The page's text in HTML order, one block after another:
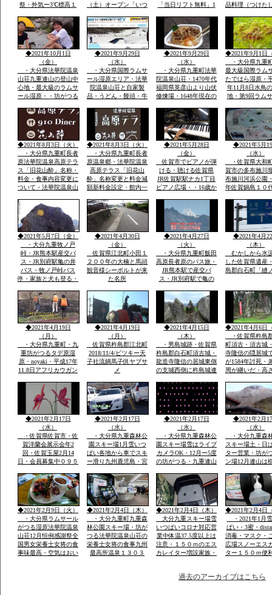
祭・外気ー3℃標高１
全国から50数名山荘で
年忘れ爆笑感謝祭
（土）オープン「いつ
「大人も子供も体一つ
で来場OK一流メーカ
ーレンタルウェア４０
００セツト用意」
「当日リフト無料」1
営業手ぶらでOKレン
タルウェア全サイズ用
意
品料理（つけた
DINER（九重
ー）品数豊富宿
で1万円前後予
ダイナープライ
企業様合宿・研
◆2021年10月1日
（金）
・大分県法華院温泉
山荘九重連山の登山中
心地・最大級のラムサ
ール湿原・・坊がつる
山者に山をインタビュ
ウ
◆2021年9月29日
（水）
・大分県国際ラムサ
ール湿原エリア・法華
院温泉山荘と自家製
品・うどん・饅頭・牛
類・オリジナル専用お
土産・すべて一味違
う・天然温泉とお酒・
国際ラムサール湿原坊
がつるでテン泊・畳に
◆2021年9月29日
（水）
・大分県九重町法華
院温泉山荘・1470年代
福岡県英彦山より山伏
修煉場・1648年現在の
音・不動明王・毘沙門
天・江戸時代武田藩の
祈願所・明治15年本
坊・支所は消失24代弘
蔵孟夫が山宿
◆2021年9月1日
・大分県九重
最大級国際ラム
たではら湿原・
年11月8日水鳥
地・第9回ラム
内最大級標高１
から１２００ｍ
の野焼・地元ボ
アで環境維
◆2021年8月3日（火）
・大分県九重町長者
原法華院温泉高原テラ
ス「旧花山酔」名称・
料金・食事内容変更に
ついて・法華院温泉山
明・パソコン可・
hi/fiok/九重連山登山・
国内最大級のラムサー
ル湿原エリアなど
◆2021年8月3日（火）
・大分県九重町長者
原温泉郷・法華院温泉
高原テラス「旧花山
酔」名称変更と料金減
額新料金設定・館内一
荘27代目荘主・弘蔵岳
久より説明ご挨拶ご案
内いたします・家族で
レーズナブルで
◆2021年5月28日
（金）
佐賀市でピアノが弾
ける・聴ける佐賀県
JR佐賀駅駅ナカ1丁目
ピアノ広場・・16歳か
ける人応援求
◆2021年5月
（水）
・佐賀県大和
賀市の多布施川
布施川河浜公園
年佐賀鍋島１０
「多布施川河岬
園」トンボ王
◆2021年5月7日（金）
・大分九重牧ノ戸
峠・JR熊本駅産交バ
ス・JR別府駅亀の井
バス・牧ノ戸峠バス
停・家族と犬も登る・
ース
◆2021年4月30日
（金）
佐賀県江北町小田１
２００年の大楠と馬頭
観音様シーボルトが来
た名所
◆2021年4月27日
（火）
・大分県九重町飯田
高原長者原のバス旅・
JR熊本駅で産交バ
ス・JR別府駅で亀の
級ラムサール坊がつる
たではら湿原・ミヤマ
キリシマ九重連山法華
院温泉
◆2021年4月
（木）
むかしから水
した佐賀県遺産
島郡白石町「縫
◆2021年4月19日
（月）
・大分県九重町・九
重坊がつるタデ原湿
原・noyaki・平成17年
11.8日アフリカウガン
ル湿原にタデ原３８
ha・坊がつる５３ha・
九重の自然をまのる会
◆2021年4月19日
（月）
佐賀県杵島郡江北町
2018/11/4/ビツキー天
子社流鏑馬子供ヤブサ
メ
◆2021年4月15日
（木）
・男島城跡・佐賀県
杵島郡白石町須古城・
龍造寺隆信の居城東側
の支城西側に杵島城連
鎮西屈指の堅城
◆2021年4月6日
・佐賀県杵島
町須古・須古城
寺隆信の隠居城
が1584年討死・
周が継いだ・高
２年天文年間か
年築城
◆2021年2月17日
（水）
・佐賀県佐賀市・佐
賀洋蘭会展示会年2
回・佐賀玉屋2月14
日・会員募集中０９５
大島・栽培管理など
◆2021年2月17日
（水）
・大分県九重森林公
園スキー場1月雪いつ
ぱい各地から車でスキ
ー滑り九州鹿児島・宮
から・レンタルウェア
一流メーカー用意
◆2021年2月17日
（水）
・大分県九重森林公
園スキー場雪はライブ
カメラOK・12月ー5度
の坊がつる・九重連山
荘九州最高所１３０３
ｍ天然温泉
◆2021年2月
（水）
・大分九重森
スキー場土・日
ター営業・坊が
ン場12月連山は
山１９９５・１
257年ぶり噴火
りできる法華院
1470年入山・白
山伏修練場
◆2021年2月9日（火）
・大分県ラムサール
がつる湿原法華院温泉
山荘12月恒例感謝祭全
国男女栄養士女将の食
事味最高・空気はおい
◆2021年2月4日（木）
・大分九重町九重森
林公園スキー場・坊が
つる法華院温泉山荘の
栄養士女将の食事九州
最高所温泉１３０３
◆2021年2月4日（木）
大分九重スキー場雪
いつぱいコロナ対応営
業中体温37.5度以上は
注意・１５０ｍのエス
カレイター増設家族・
◆2021年2月4日
・2021年1月
ぱい・3蜜・
消毒・マスク・
広場スノーエス
ター１５０ｍ便
過去のアーカイブはこちら